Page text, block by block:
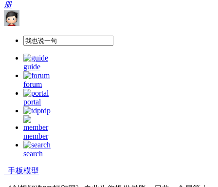
册
guide
forum
portal
tdp
member
search
手板模型